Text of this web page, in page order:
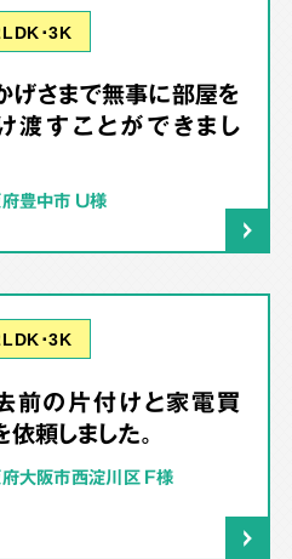
･3K
げさまで無事に部屋を
渡すことができまし
豊中市 U様
･3K
前の片付けと家電買
依頼しました。
大阪市西淀川区 F様